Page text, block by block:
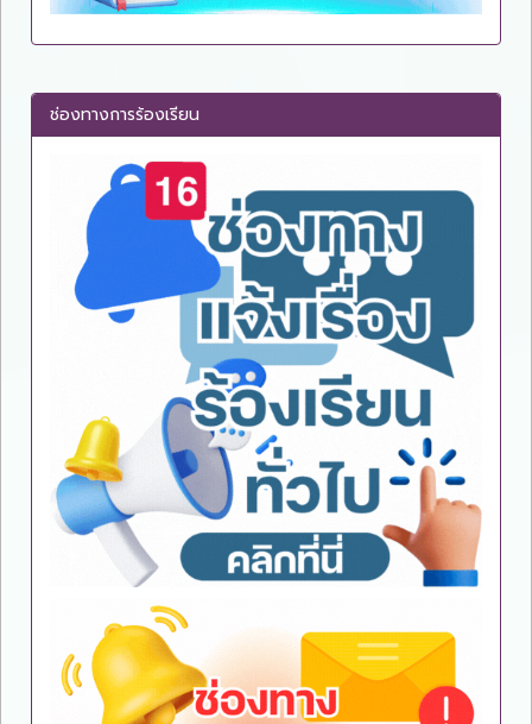
ช่องทางการร้องเรียน